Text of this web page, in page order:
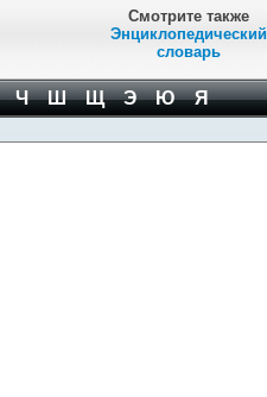
Смотрите также
Энциклопедический
словарь
Ч Ш Щ Э Ю Я